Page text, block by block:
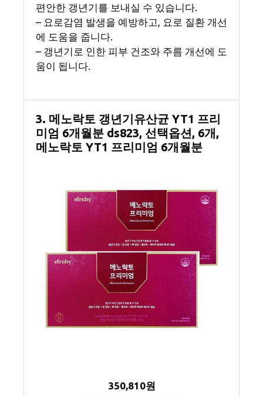
편안한 갱년기를 보내실 수 있습니다.
– 요로감염 발생을 예방하고, 요로 질환 개선
에 도움을 줍니다.
– 갱년기로 인한 피부 건조와 주름 개선에 도
움이 됩니다.
3. 메노락토 갱년기유산균 YT1 프리
미엄 6개월분 ds823, 선택옵션, 6개,
메노락토 YT1 프리미엄 6개월분
350,810원